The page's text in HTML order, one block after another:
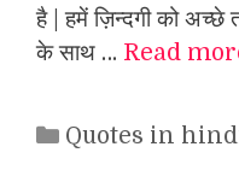
है | हमें ज़िन्दगी को अच्छे
के साथ … Read
Categories
Quotes in